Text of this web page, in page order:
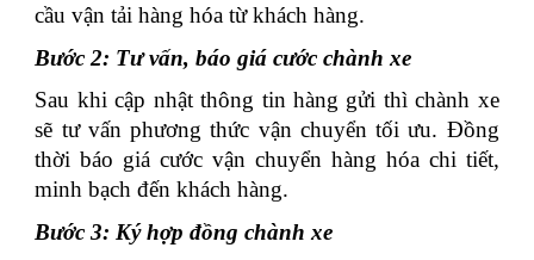
cầu vận tải hàng hóa từ khách hàng.
Bước 2: Tư vấn, báo giá cước chành xe
Sau khi cập nhật thông tin hàng gửi thì chành xe
sẽ tư vấn phương thức vận chuyển tối ưu. Đồng
thời báo giá cước vận chuyển hàng hóa chi tiết,
minh bạch đến khách hàng.
Bước 3: Ký hợp đồng chành xe